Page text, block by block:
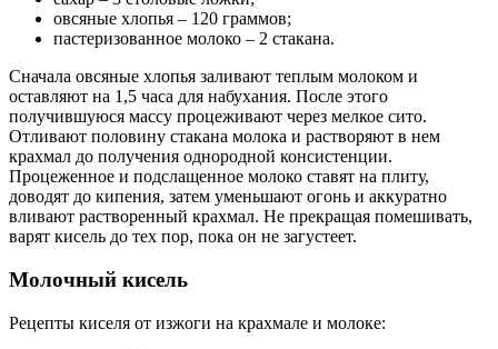
овсяные хлопья – 120 граммов;
пастеризованное молоко – 2 стакана.
Сначала овсяные хлопья заливают теплым молоком и
оставляют на 1,5 часа для набухания. После этого
получившуюся массу процеживают через мелкое сито.
Отливают половину стакана молока и растворяют в нем
крахмал до получения однородной консистенции.
Процеженное и подслащенное молоко ставят на плиту,
доводят до кипения, затем уменьшают огонь и аккуратно
вливают растворенный крахмал. Не прекращая помешивать,
варят кисель до тех пор, пока он не загустеет.
Молочный кисель
Рецепты киселя от изжоги на крахмале и молоке: